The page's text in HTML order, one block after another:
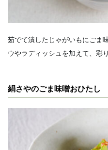
茹でて潰したじゃがいもにごま
ウやラディッシュを加えて、彩
絹さやのごま味噌おひたし